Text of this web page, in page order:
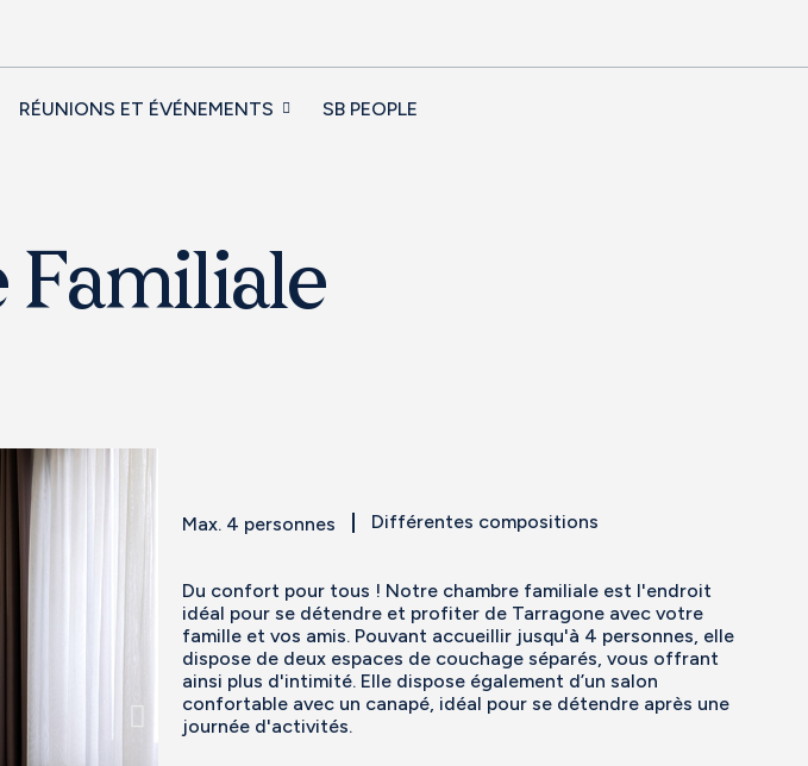
RÉUNIONS ET ÉVÉNEMENTS SB PEOPLE
Familiale
Max. 4 personnes Différentes compositions
Du confort pour tous ! Notre chambre familiale est l'endroit
idéal pour se détendre et profiter de Tarragone avec votre
famille et vos amis. Pouvant accueillir jusqu'à 4 personnes, elle
dispose de deux espaces de couchage séparés, vous offrant
ainsi plus d'intimité. Elle dispose également d’un salon
confortable avec un canapé, idéal pour se détendre après une
journée d'activités.